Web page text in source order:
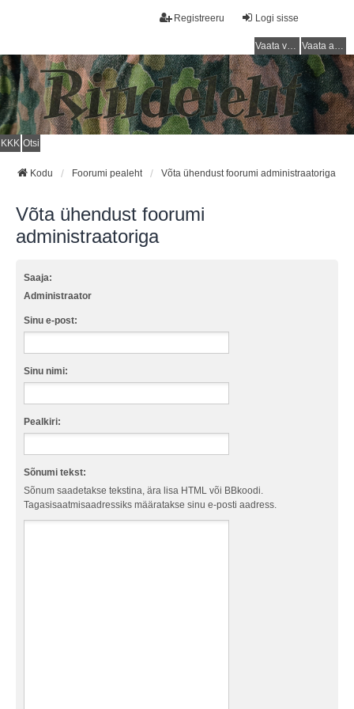
Logi sisse
Registreeru
Vaata vastamata teemasi Vaata aktiivseid teemasid
KKK Otsi
Kodu Foorumi pealeht Võta ühendust foorumi administraatoriga
Võta ühendust foorumi
administraatoriga
Saaja:
Administraator
Sinu e-post:
Sinu nimi:
Pealkiri:
Sõnumi tekst:
Sõnum saadetakse tekstina, ära lisa HTML või BBkoodi.
Tagasisaatmisaadressiks määratakse sinu e-posti aadress.